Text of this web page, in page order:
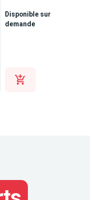
Disponible sur
demande